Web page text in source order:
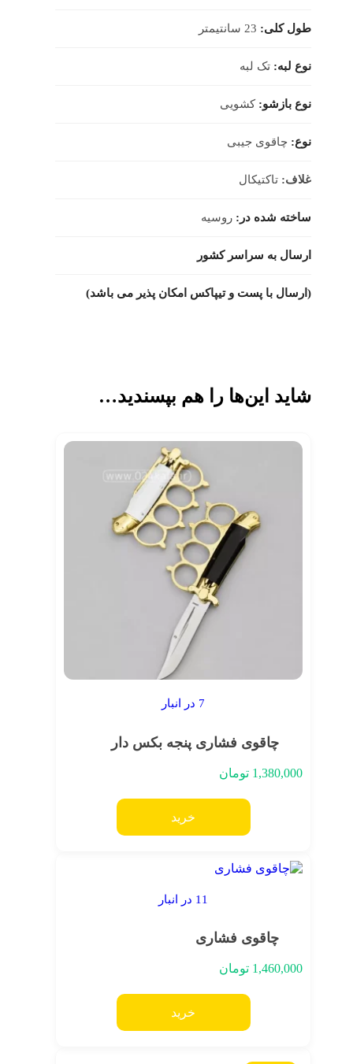
طول کلی:
نوع لبه: تک لبه
نوع بازشو: کشویی
نوع: چاقوی جیبی
غلاف: تاکتیکال
ساخته شده در: روسیه
ارسال به سراسر کشور
(ارسال با پست و تیپاکس امکان پذیر می باشد)
شاید این‌ها را هم بپسندید…
7 در انبار
چاقوی فشاری پنجه بکس دار
1,380,000 تومان
خرید
11 در انبار
چاقوی فشاری
1,460,000 تومان
خرید